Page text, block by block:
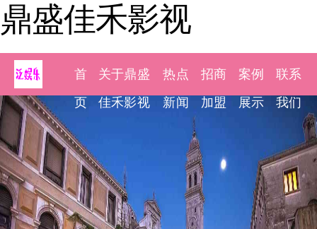
鼎盛佳禾影视
首
页
关于鼎盛
佳禾影视
热点
新闻
招商
加盟
案例
展示
联系
我们